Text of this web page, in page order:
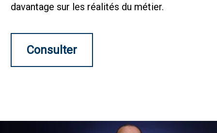
davantage sur les réalités du métier.
Consulter